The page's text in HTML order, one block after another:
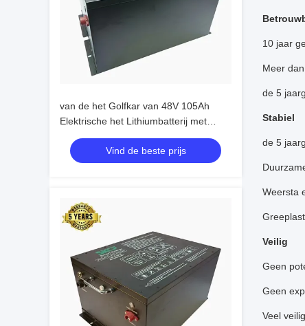
van de het Golfkar van 48V 105Ah
Elektrische het Lithiumbatterij met
Aluminiumlegering Shell
Vind de beste prijs
10 jaar
Meer
de 5
Stabiel
de 5
Weersta
Veilig
Geen
Geen
Veel